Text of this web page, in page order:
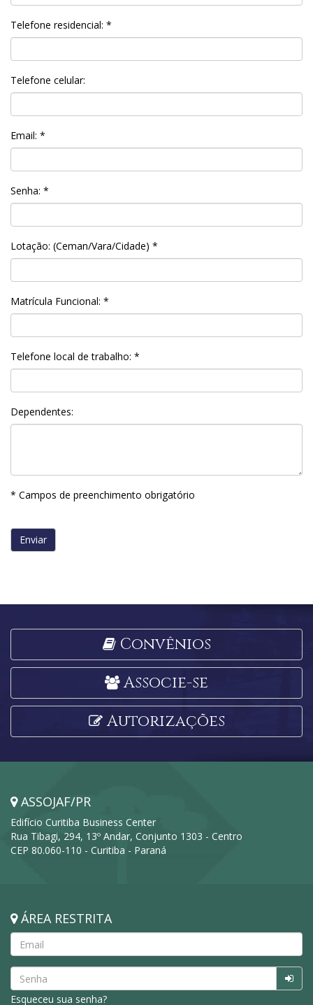
Telefone residencial: *
Telefone celular:
Email: *
Senha: *
Lotação: (Ceman/Vara/Cidade) *
Matrícula Funcional: *
Telefone local de trabalho: *
Dependentes:
* Campos de preenchimento obrigatório
Convênios
Associe-se
Autorizações
ASSOJAF/PR
Edifício Curitiba Business Center
Rua Tibagi, 294, 13º Andar, Conjunto 1303 - Centro
CEP 80.060-110 - Curitiba - Paraná
ÁREA RESTRITA
Esqueceu sua senha?